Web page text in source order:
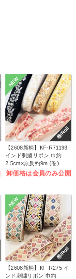
巻/Roll
NEW
【2608新柄】KF-R71193
インド刺繍リボン 巾約
2.5cm×原反約9m (巻)
卸価格は会員のみ公開
巻/Roll
NEW
【2608新柄】KF-R275 イ
ンド刺繍リボン 巾約